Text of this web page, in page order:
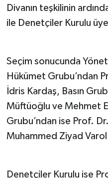
Divanın teşkilinin
ile Denetçiler Kurulu
Seçim sonucunda
Hükümet Grubu’ndan
İdris Kardaş, Basın
Müftüoğlu ve Mehmet
Grubu’ndan ise Prof.
Muhammed Ziyad
Denetçiler Kurulu ise